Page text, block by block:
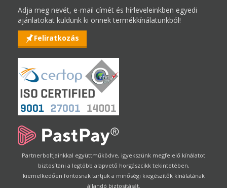
Adja meg nevét, e-mail címét és hírleveleinkben egyedi
ajánlatokat küldünk ki önnek termékkínálatunkból!
Feliratkozás
Partnerboltjainkkal együttműködve, igyekszünk megfelelő kínálatot
biztosítani a legtöbb alapvető horgászcikk tekintetében,
kiemelkedően fontosnak tartjuk a minőségi kiegészítők kínálatának
állandó biztosítását.